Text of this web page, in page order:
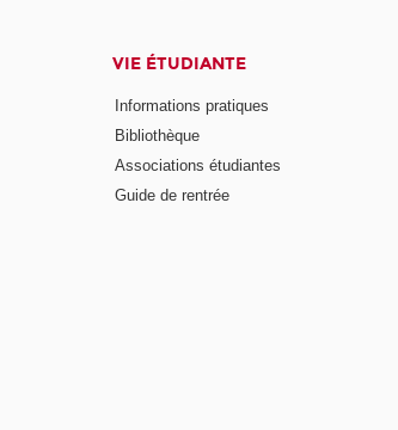
VIE ÉTUDIANTE
Informations pratiques
Bibliothèque
Associations étudiantes
Guide de rentrée